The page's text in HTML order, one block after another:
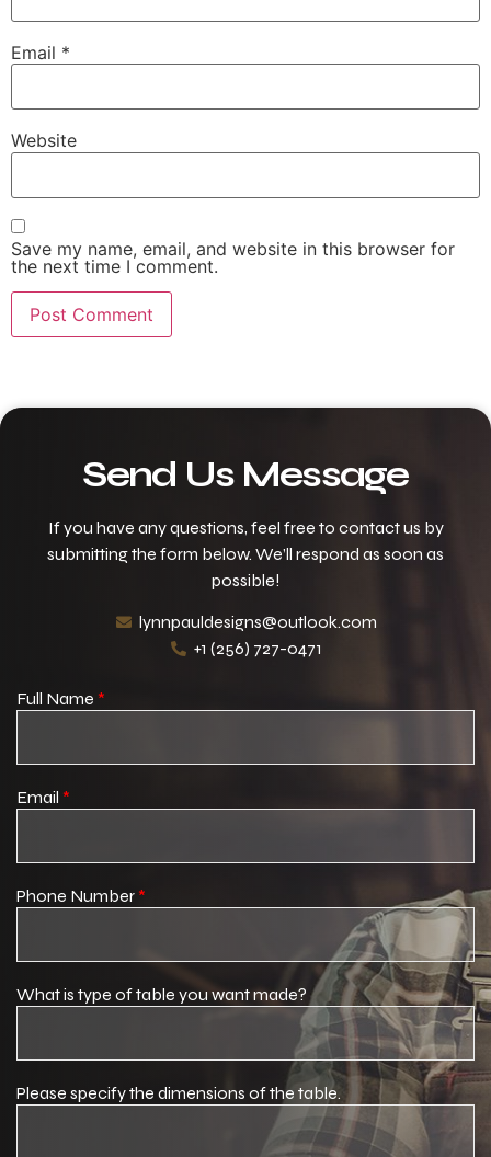
Email *
Website
Save my name, email, and website in this browser for
the next time I comment.
Send Us Message
If you have any questions, feel free to contact us by
submitting the form below. We’ll respond as soon as
possible!
lynnpauldesigns@outlook.com
+1 (256) 727-0471
Full Name *
Email *
Phone Number*
What is type of table you want made?
Please specify the dimensions of the table.